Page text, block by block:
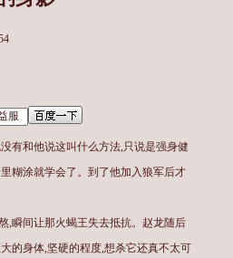
有和他说这叫什么方法,只说是强身健
糊涂就学会了。到了他加入狼军后才
,瞬间让那火蝎王失去抵抗。赵龙随后
的身体,坚硬的程度,想杀它还真不太可